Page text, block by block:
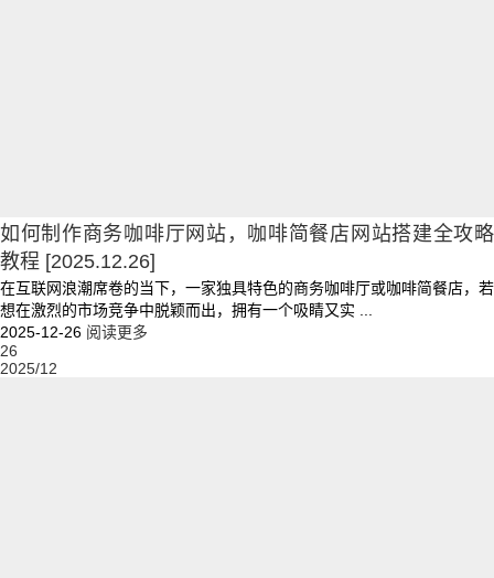
如何制作商务咖啡厅网站，咖啡简餐店网站搭建全攻略
教程 [2025.12.26]
在互联网浪潮席卷的当下，一家独具特色的商务咖啡厅或咖啡简餐店，若
想在激烈的市场竞争中脱颖而出，拥有一个吸睛又实 ...
2025-12-26 阅读更多
26
2025/12